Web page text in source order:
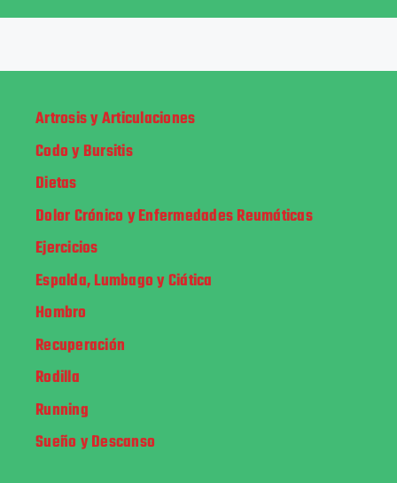
Artrosis y Articulaciones
Codo y Bursitis
Dietas
Dolor Crónico y Enfermedades Reumáticas
Ejercicios
Espalda, Lumbago y Ciática
Hombro
Recuperación
Rodilla
Running
Sueño y Descanso